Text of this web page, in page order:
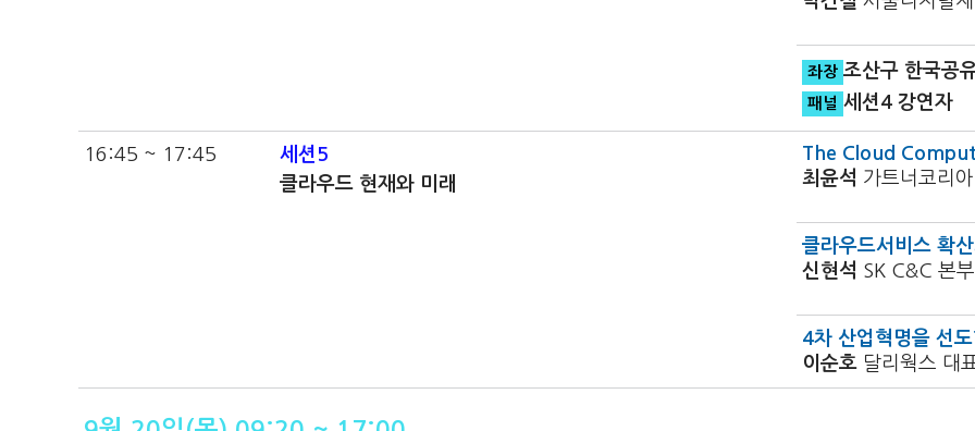
좌장 조산구 한국공
패널 세션4 강연자
16:45 ~ 17:45
세션5
클라우드 현재와 미래
The Cloud
최윤석 가트너코리
클라우드서비스 확
신현석 SK C&C 본
4차 산업혁명을 선
이순호 달리웍스 대